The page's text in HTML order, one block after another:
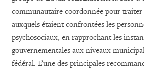
communautaire coordonnée pour
auxquels étaient confrontées les
psychosociaux, en rapprochant les
gouvernementales aux niveaux
fédéral. L’une des principales